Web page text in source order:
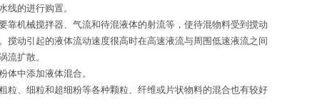
的进行购置。
机械搅拌器、气流和待混液体的射流等，使待混物料受到搅动
动引起的液体流动速度很高时在高速液流与周围低速液流之间
流扩散。
中添加液体混合。
、细粒和超细粉等各种颗粒、纤维或片状物料的混合也有较好